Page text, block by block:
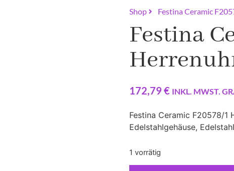
Shop Festina Ceramic
Festina
172,79 € INKL. MWST.
Festina Ceramic F20578/1
Edelstahlgehäuse,
1 vorrätig